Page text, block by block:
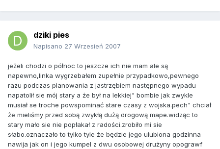
dziki pies
Napisano 27 Wrzesień 2007
jeżeli chodzi o północ to jeszcze ich nie mam ale są
napewno,linka wygrzebałem zupełnie przypadkowo,pewnego
razu podczas planowania z jastrzębiem następnego wypadu
napatolił sie mój stary a że był na lekkiej" bombie jak zwykle
musiał se troche powspominać stare czasy z wojska.pech" chciał
że mieliśmy przed sobą zwykłą dużą drogową mape.widząc to
stary mało sie nie popłakał z radości.zrobiło mi sie
słabo.oznaczało to tylko tyle że będzie jego ulubiona godzinna
nawija jak on i jego kumpel z dwu osobowej drużyny opograwf